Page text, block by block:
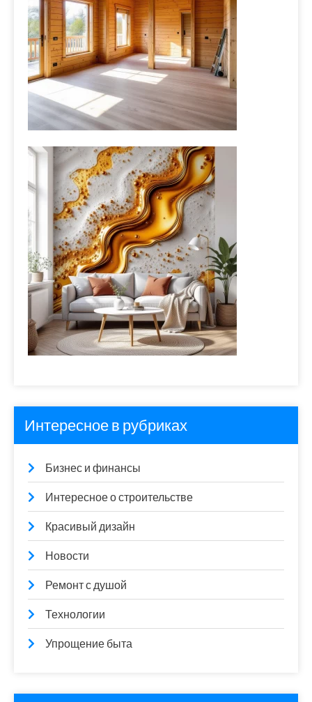
Интересное в рубриках
Бизнес и финансы
Интересное о строительстве
Красивый дизайн
Новости
Ремонт с душой
Технологии
Упрощение быта